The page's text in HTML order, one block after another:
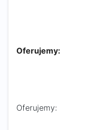
Oferujemy:
Oferujemy: